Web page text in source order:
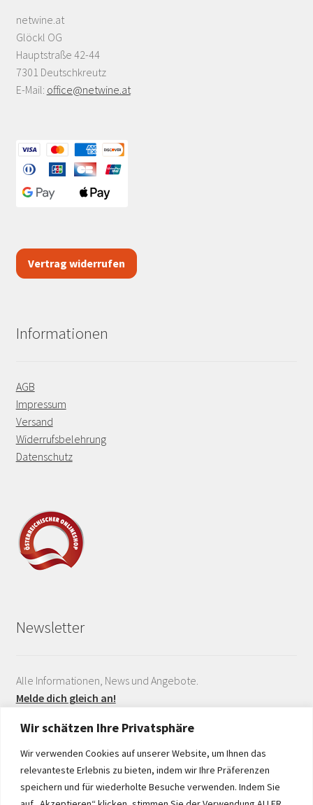
Wir schätzen Ihre Privatsphäre
Wir verwenden Cookies auf unserer Website, um Ihnen das
relevanteste Erlebnis zu bieten, indem wir Ihre Präferenzen
speichern und für wiederholte Besuche verwenden. Indem Sie
netwine.at
Glöckl OG
Hauptstraße 42-44
7301 Deutschkreutz
E-Mail: office@netwine.at
Vertrag widerrufen
Informationen
AGB
Impressum
Versand
Widerrufsbelehrung
Datenschutz
Newsletter
Alle Informationen, News und Angebote.
Melde dich gleich an!